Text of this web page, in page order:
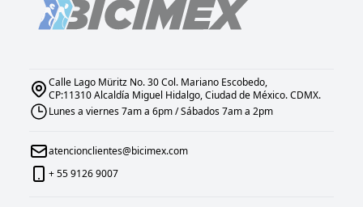
Calle Lago Müritz No. 30 Col. Mariano Escobedo,
CP:11310 Alcaldía Miguel Hidalgo, Ciudad de México. CDMX.
Lunes a viernes 7am a 6pm / Sábados 7am a 2pm
atencionclientes@bicimex.com
+ 55 9126 9007